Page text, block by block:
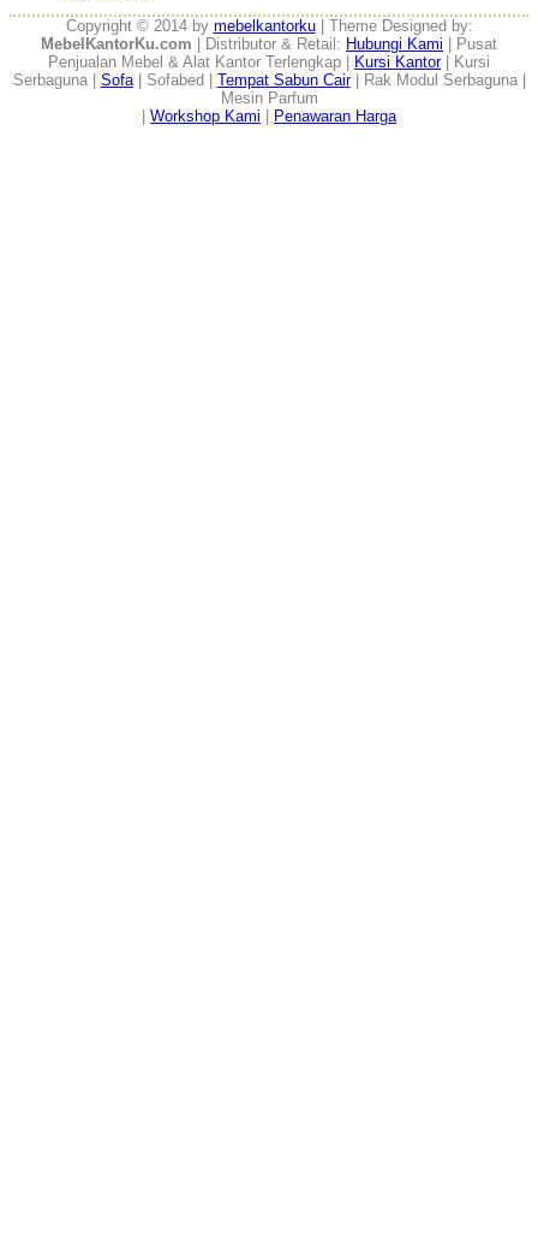
Copyright © 2014 by mebelkantorku| Theme Designed by:
MebelKantorKu.com | Distributor & Retail: Hubungi Kami | Pusat
Penjualan Mebel & Alat Kantor Terlengkap |
Kursi Kantor| Kursi
Serbaguna | Sofa| Sofabed | Tempat Sabun Cair| Rak Modul Serbaguna |
Mesin Parfum
Workshop Kami Penawaran Harga